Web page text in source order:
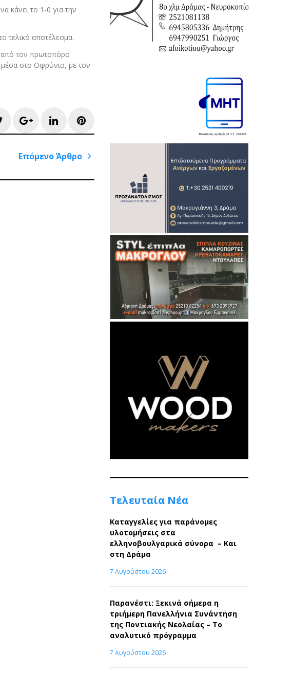
κάνει το 1-0 για την
τελικό αποτέλεσμα.
από τον πρωτοπόρο
στο Οφρύνιο, με τον
TwitterGoogle+LinkedInPinterest
Επόμενο Άρθρο
Τελευταία Νέα
Καταγγελίες για παράνομες
υλοτομήσεις στα
ελληνοβουλγαρικά σύνορα – Και
στη Δράμα
7 Αυγούστου 2026
Παρανέστι: Ξεκινά σήμερα η
τριήμερη Πανελλήνια Συνάντηση
της Ποντιακής Νεολαίας – Το
αναλυτικό πρόγραμμα
7 Αυγούστου 2026